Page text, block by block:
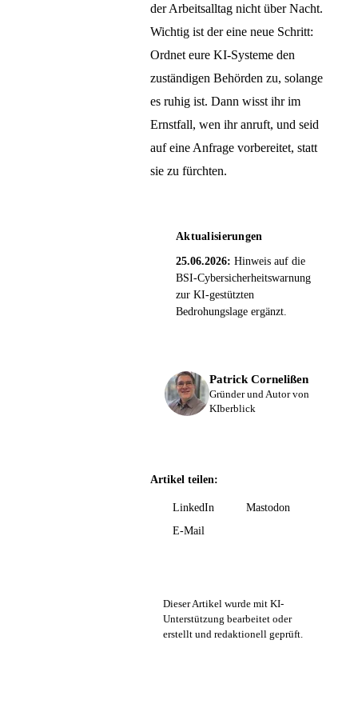
der Arbeitsalltag nicht über Nacht.
Wichtig ist der eine neue Schritt:
Ordnet eure KI-Systeme den
zuständigen Behörden zu, solange
es ruhig ist. Dann wisst ihr im
Ernstfall, wen ihr anruft, und seid
auf eine Anfrage vorbereitet, statt
sie zu fürchten.
Aktualisierungen
25.06.2026: Hinweis auf die
BSI-Cybersicherheitswarnung
zur KI-gestützten
Bedrohungslage ergänzt.
Patrick Cornelißen
Gründer und Autor von
KIberblick
Artikel teilen:
LinkedIn
Mastodon
E-Mail
Dieser Artikel wurde mit KI-
Unterstützung bearbeitet oder
erstellt und redaktionell geprüft.